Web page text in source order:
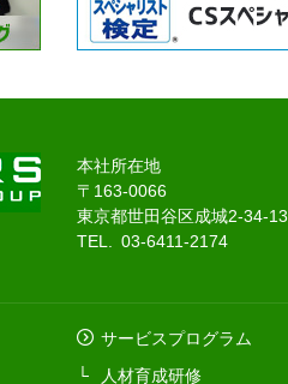
本社所在地
〒163-0066
東京都世田谷区成城2-34-13
TEL. 03-6411-2174
サービスプログラム
人材育成研修